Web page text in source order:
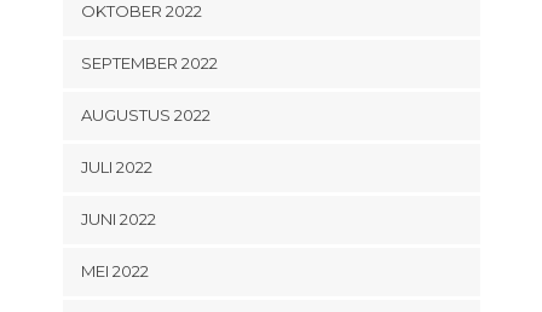
OKTOBER 2022
SEPTEMBER 2022
AUGUSTUS 2022
JULI 2022
JUNI 2022
MEI 2022